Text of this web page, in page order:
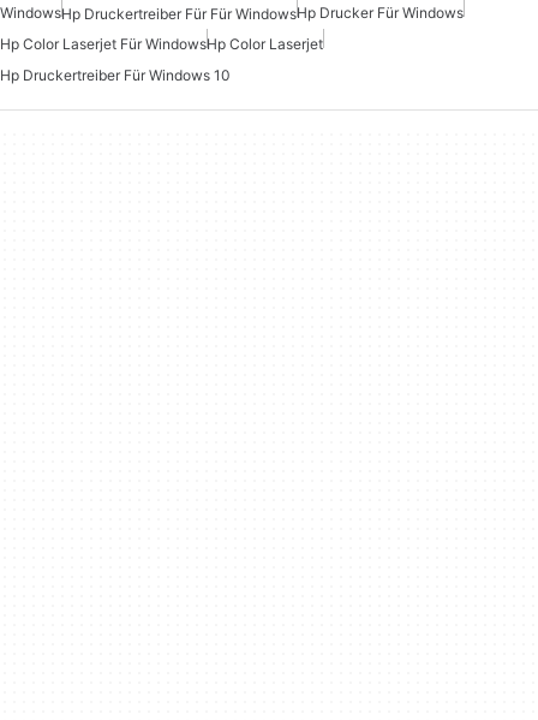
WindowsHp Druckertreiber Für Für WindowsHp Drucker Für Windows
Hp Color Laserjet Für WindowsHp Color Laserjet
Hp Druckertreiber Für Windows 10